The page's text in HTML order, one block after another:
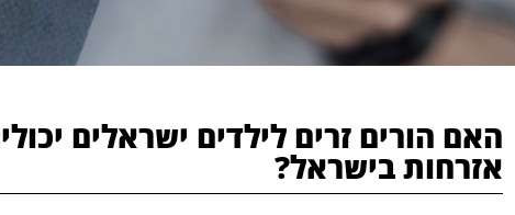
האם הורים זרים לילדים ישראלים
אזרחות בישראל?